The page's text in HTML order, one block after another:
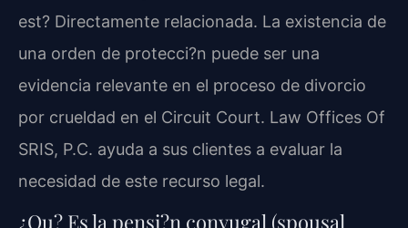
est? Directamente relacionada. La existencia de
una orden de protecci?n puede ser una
evidencia relevante en el proceso de divorcio
por crueldad en el Circuit Court. Law Offices Of
SRIS, P.C. ayuda a sus clientes a evaluar la
necesidad de este recurso legal.
¿Qu? Es la pensi?n conyugal (spousal